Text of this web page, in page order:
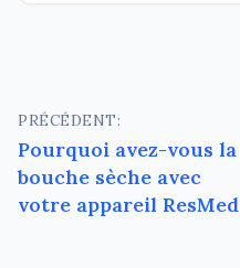
Navigation
de
l’article
PRÉCÉDENT:
Pourquoi avez-vous la
bouche sèche avec
votre appareil ResMed